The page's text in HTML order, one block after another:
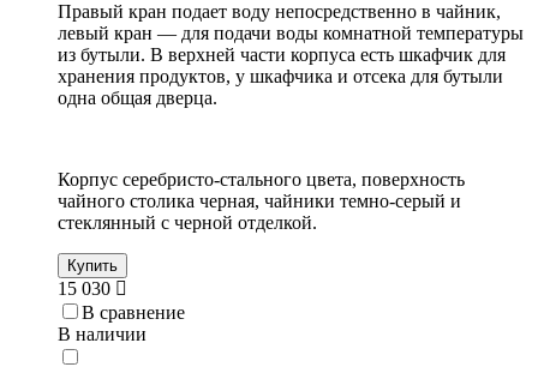
Правый кран подает воду непосредственно в чайник,
левый кран — для подачи воды комнатной температуры
из бутыли. В верхней части корпуса есть шкафчик для
хранения продуктов, у шкафчика и отсека для бутыли
одна общая дверца.
Корпус серебристо-стального цвета, поверхность
чайного столика черная, чайники темно-серый и
стеклянный с черной отделкой.
Купить
15 030
В сравнение
В наличии